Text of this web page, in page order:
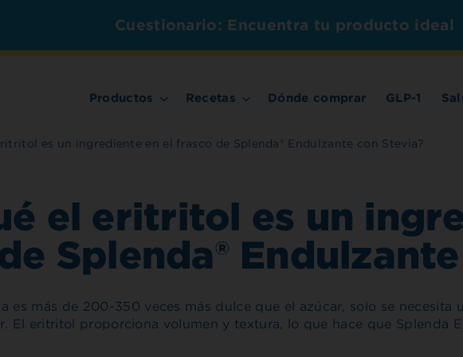
Cuestionario: Encuentra tu producto ideal
Productos Recetas Dónde comprar GLP-1
es un ingrediente en el frasco de Splenda® Endulzante con Stevia?
el eritritol es un
Splenda®
es más de 200-350 veces más dulce que el azúcar, solo se necesita
El eritritol proporciona volumen y textura, lo que hace que Splenda